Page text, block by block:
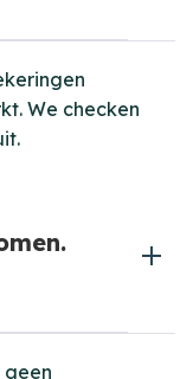
We checken
geen